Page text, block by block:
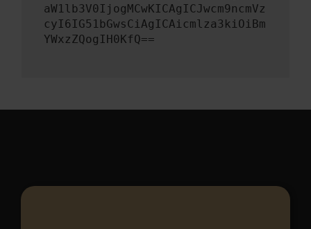
aW1lb3V0IjogMCwKICAgICJwcm9ncmVz
cyI6IG51bGwsCiAgICAicmlza3kiOiBm
YWxzZQogIH0KfQ==